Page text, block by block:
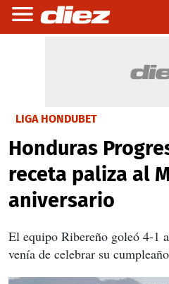
LIGA HONDUBET
Honduras
receta paliza al
aniversario
El equipo Ribereño goleó 4-1
venía de celebrar su